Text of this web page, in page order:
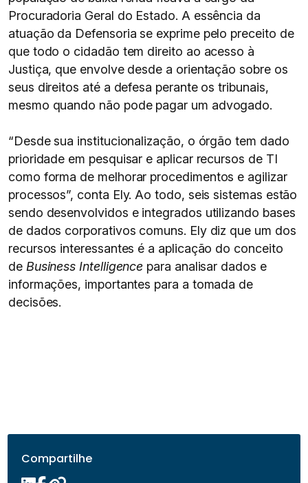
Procuradoria Geral do Estado. A essência da
atuação da Defensoria se exprime pelo preceito de
que todo o cidadão tem direito ao acesso à
Justiça, que envolve desde a orientação sobre os
seus direitos até a defesa perante os tribunais,
mesmo quando não pode pagar um advogado.
“Desde sua institucionalização, o órgão tem dado
prioridade em pesquisar e aplicar recursos de TI
como forma de melhorar procedimentos e agilizar
processos”, conta Ely. Ao todo, seis sistemas estão
sendo desenvolvidos e integrados utilizando bases
de dados corporativos comuns. Ely diz que um dos
recursos interessantes é a aplicação do conceito
deBusiness Intelligence para analisar dados e
informações, importantes para a tomada de
decisões.
Compartilhe